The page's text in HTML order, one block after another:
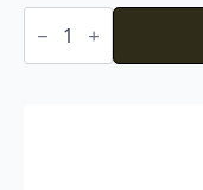
Lerke
Halvbleket
hvit